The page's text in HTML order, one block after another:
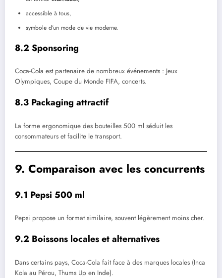
accessible à tous,
symbole d’un mode de vie moderne.
8.2 Sponsoring
Coca-Cola est partenaire de nombreux événements : Jeux
Olympiques, Coupe du Monde FIFA, concerts.
8.3 Packaging attractif
La forme ergonomique des bouteilles 500 ml séduit les
consommateurs et facilite le transport.
9. Comparaison avec les concurrents
9.1 Pepsi 500 ml
Pepsi propose un format similaire, souvent légèrement moins cher.
9.2 Boissons locales et alternatives
Dans certains pays, Coca-Cola fait face à des marques locales (Inca
Kola au Pérou, Thums Up en Inde).